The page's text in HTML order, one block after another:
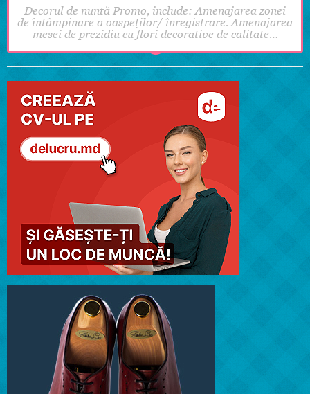
Decorul de nuntă Promo, include: Amenajarea zonei
de întâmpinare a oaspeților/ înregistrare. Amenajarea
mesei de prezidiu cu flori decorative de calitate…